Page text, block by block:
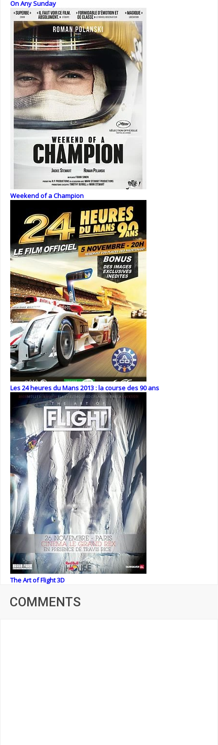
On Any Sunday
Weekend of a Champion
Les 24 heures du Mans 2013 : la course des 90 ans
The Art of Flight 3D
COMMENTS